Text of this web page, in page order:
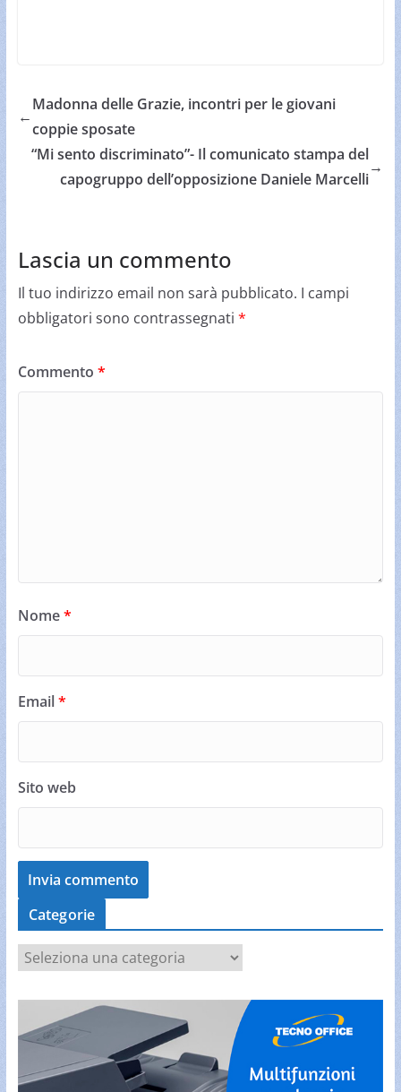
←
Madonna delle Grazie, incontri per le giovani
coppie sposate
“Mi sento discriminato”- Il comunicato stampa del
capogruppo dell’opposizione Daniele Marcelli
→
Lascia un commento
Il tuo indirizzo email non sarà pubblicato. I campi
obbligatori sono contrassegnati *
Commento *
Nome*
Email*
Sito web
Categorie
a
t
g